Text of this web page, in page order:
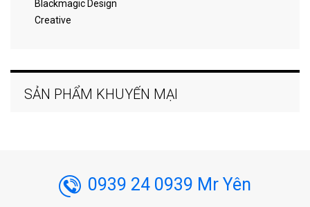
Blackmagic Design
Creative
SẢN PHẨM KHUYẾN MẠI
0939 24 0939 Mr Yên